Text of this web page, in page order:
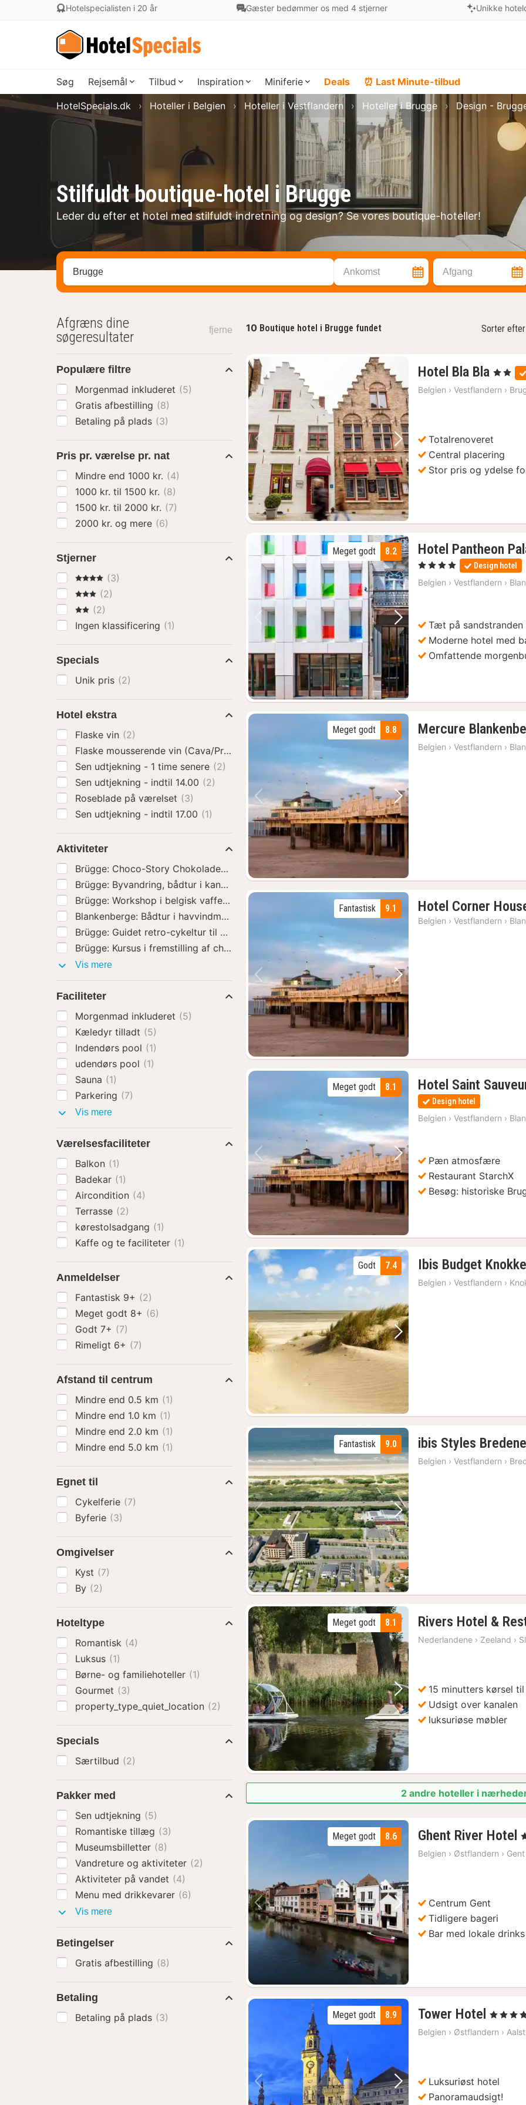
Hotelspecialisten i 20 år Gæster bedømmer os med 4 stjerner Unikke
Søg Rejsemål Tilbud Inspiration Miniferie Deals ⏰ Last Minute-tilbud
Stilfuldt boutique-hotel i Brugge
Leder du efter et hotel med stilfuldt indretning og design? Se vores boutique-hoteller!
HotelSpecials.dk Hoteller i Belgien Hoteller i Vestflandern Hoteller i Brugge Design -
Søg efter destination ... Ankomst Afgang
10 Boutique hotel i Brugge fundet Sorter efter
Forrige billede Næste billede
Hotel Bla Bla 1
nat
fra
, 2 Stjerner
Belgien › Vestflandern ›
Totalrenoveret
Central placering
Stor pris og ydelse
Forrige billede Næste billede
8.2
Meget godt Hotel Pantheon
, 4 Stjerner Design hotel
Belgien › Vestflandern ›
Tæt på sandstranden
Moderne hotel med
Omfattende
Forrige billede Næste billede
8.8
Meget godt Mercure
Belgien › Vestflandern ›
Forrige billede Næste billede
9.1
Fantastisk Hotel Corner
Belgien › Vestflandern ›
Forrige billede Næste billede
8.1
Meget godt Hotel Saint
Design hotel
Belgien › Vestflandern ›
Pæn atmosfære
Restaurant StarchX
Besøg: historiske
Forrige billede Næste billede
7.4
Godt Ibis Budget Knokke
Belgien › Vestflandern ›
Forrige billede Næste billede
9.0
Fantastisk ibis Styles Bredene
Belgien › Vestflandern ›
Forrige billede Næste billede
8.1
Meget godt Rivers Hotel &
Nederlandene › Zeeland ›
15 minutters kørsel
Udsigt over kanalen
luksuriøse møbler
2 andre hoteller i
Forrige billede Næste billede
8.6
Meget godt Ghent River Hotel ,
Belgien › Østflandern › Gent
Centrum Gent
Tidligere bageri
Bar med lokale drinks
Forrige billede Næste billede
8.9
Meget godt Tower Hotel 1
nat
fra
, 4 Stjerner
Belgien › Østflandern › Aalst
Luksuriøst hotel
Panoramaudsigt!
Afgræns dine
søgeresultater
fjerne
Populære filtre
Morgenmad inkluderet (5)
Gratis afbestilling (8)
Betaling på plads (3)
Pris pr. værelse pr. nat
Mindre end 1000 kr. (4)
1000 kr. til 1500 kr. (8)
1500 kr. til 2000 kr. (7)
2000 kr. og mere (6)
Stjerner
4 Stjerner
(3)
3 Stjerner
(2)
2 Stjerner
(2)
Ingen klassificering (1)
Specials
Unik pris (2)
Hotel ekstra
Flaske vin (2)
Flaske mousserende vin (Cava/Prosecco)
Sen udtjekning - 1 time senere (2)
Sen udtjekning - indtil 14.00 (2)
Roseblade på værelset (3)
Sen udtjekning - indtil 17.00 (1)
Aktiviteter
Brügge: Choco-Story Chokolademuseum guidet tur m/smagninger
Brügge: Workshop i belgisk vaffelbagning med ølsmagning(2)
Blankenberge: Bådtur i havvindmøllepark
Brügge: Kursus i fremstilling af chokoladetrøfler
(2)
Vis mereAktiviteter
Faciliteter
Morgenmad inkluderet (5)
Kæledyr tilladt (5)
Indendørs pool (1)
udendørs pool (1)
Sauna (1)
Parkering (7)
Vis mereFaciliteter
Værelsesfaciliteter
Balkon (1)
Badekar (1)
Aircondition (4)
Terrasse (2)
kørestolsadgang (1)
Kaffe og te faciliteter (1)
Anmeldelser
Fantastisk 9+ (2)
Meget godt 8+ (6)
Godt 7+ (7)
Rimeligt 6+ (7)
Afstand til centrum
Mindre end 0.5 km (1)
Mindre end 1.0 km (1)
Mindre end 2.0 km (1)
Mindre end 5.0 km (1)
Egnet til
Cykelferie (7)
Byferie (3)
Omgivelser
Kyst (7)
By (2)
Hoteltype
Romantisk (4)
Luksus (1)
Børne- og familiehoteller (1)
Gourmet (3)
property_type_quiet_location (2)
Specials
Særtilbud (2)
Pakker med
Sen udtjekning (5)
Romantiske tillæg (3)
Museumsbilletter (8)
Vandreture og aktiviteter (2)
Aktiviteter på vandet (4)
Menu med drikkevarer (6)
Vis merePakker
Betingelser
Gratis afbestilling (8)
Betaling
Betaling på plads (3)